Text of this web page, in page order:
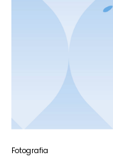
Fotografia